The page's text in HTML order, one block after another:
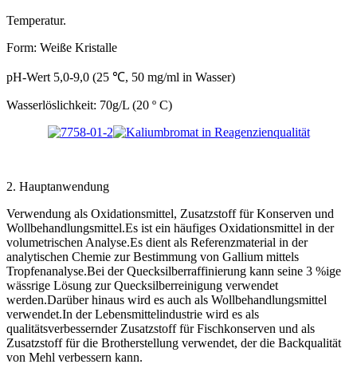
Temperatur.
Form: Weiße Kristalle
pH-Wert 5,0-9,0 (25 ℃, 50 mg/ml in Wasser)
Wasserlöslichkeit: 70g/L (20 º C)
2. Hauptanwendung
Verwendung als Oxidationsmittel, Zusatzstoff für Konserven und
Wollbehandlungsmittel.Es ist ein häufiges Oxidationsmittel in der
volumetrischen Analyse.Es dient als Referenzmaterial in der
analytischen Chemie zur Bestimmung von Gallium mittels
Tropfenanalyse.Bei der Quecksilberraffinierung kann seine 3 %ige
wässrige Lösung zur Quecksilberreinigung verwendet
werden.Darüber hinaus wird es auch als Wollbehandlungsmittel
verwendet.In der Lebensmittelindustrie wird es als
qualitätsverbessernder Zusatzstoff für Fischkonserven und als
Zusatzstoff für die Brotherstellung verwendet, der die Backqualität
von Mehl verbessern kann.